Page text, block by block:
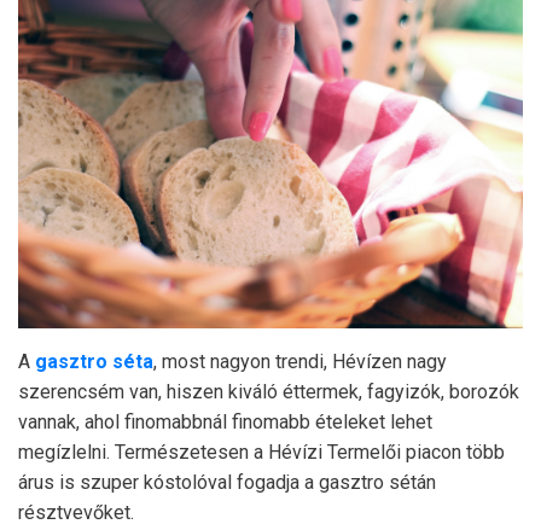
A gasztro séta, most nagyon trendi, Hévízen nagy
szerencsém van, hiszen kiváló éttermek, fagyizók, borozók
vannak, ahol finomabbnál finomabb ételeket lehet
megízlelni. Természetesen a Hévízi Termelői piacon több
árus is szuper kóstolóval fogadja a gasztro sétán
résztvevőket.